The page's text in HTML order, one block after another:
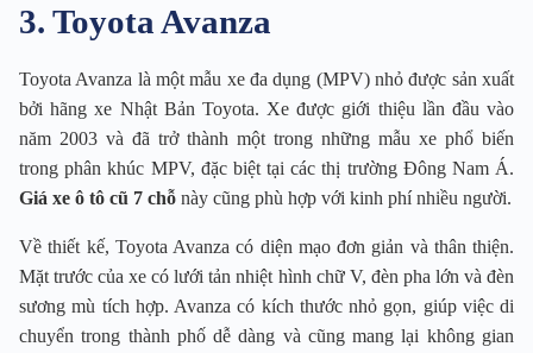
3. Toyota Avanza
Toyota Avanza là một mẫu xe đa dụng (MPV) nhỏ được sản xuất
bởi hãng xe Nhật Bản Toyota. Xe được giới thiệu lần đầu vào
năm 2003 và đã trở thành một trong những mẫu xe phổ biến
trong phân khúc MPV, đặc biệt tại các thị trường Đông Nam Á.
Giá xe ô tô cũ 7 chỗ này cũng phù hợp với kinh phí nhiều người.
Về thiết kế, Toyota Avanza có diện mạo đơn giản và thân thiện.
Mặt trước của xe có lưới tản nhiệt hình chữ V, đèn pha lớn và đèn
sương mù tích hợp. Avanza có kích thước nhỏ gọn, giúp việc di
chuyển trong thành phố dễ dàng và cũng mang lại không gian